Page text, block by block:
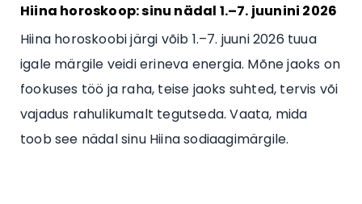
Hiina horoskoop: sinu nädal 1.–7. juunini 2026
Hiina horoskoobi järgi võib 1.–7. juuni 2026 tuua
igale märgile veidi erineva energia. Mõne jaoks on
fookuses töö ja raha, teise jaoks suhted, tervis või
vajadus rahulikumalt tegutseda. Vaata, mida
toob see nädal sinu Hiina sodiaagimärgile.